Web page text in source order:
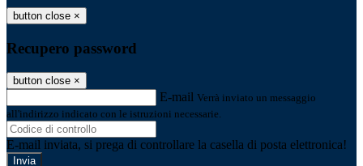
button close ×
Recupero password
button close ×
E-mail Verrà inviato un messaggio
all'indirizzo indicato con le istruzioni necessarie.
E-mail inviata, si prega di controllare la casella di posta elettronica!